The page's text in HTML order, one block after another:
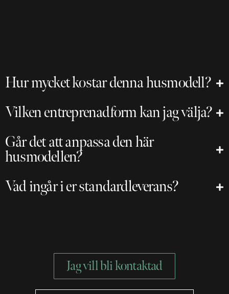
Hur mycket kostar denna husmodell?
Vilken entreprenadform kan jag välja?
Går det att anpassa den här
husmodellen?
Vad ingår i er standardleverans?
Jag vill bli kontaktad